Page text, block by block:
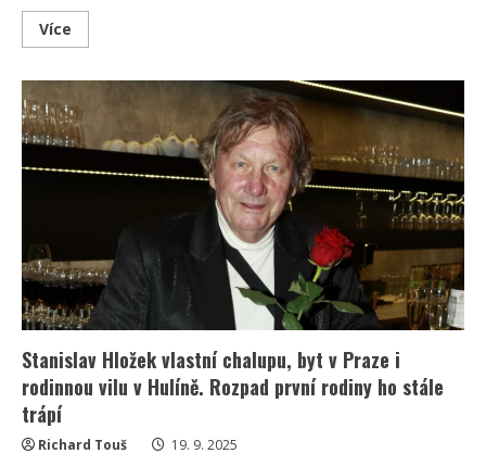
Více
more
se
na
premiéře
filmu
Slunce,
seno
hluboce
styděl.
Místo
Trošky
ho
zradil
Vágner
Stanislav Hložek vlastní chalupu, byt v Praze i
rodinnou vilu v Hulíně. Rozpad první rodiny ho stále
trápí
Richard Touš 19. 9. 2025